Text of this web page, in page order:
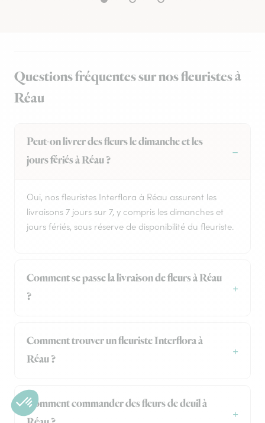
Questions fréquentes sur nos fleuristes à
Réau
Peut-on livrer des fleurs le dimanche et les
jours fériés à Réau ?
Oui, nos fleuristes Interflora à Réau assurent les
livraisons 7 jours sur 7, y compris les dimanches et
jours fériés, sous réserve de disponibilité du fleuriste.
Comment se passe la livraison de fleurs à Réau
?
Comment trouver un fleuriste Interflora à
Réau ?
Comment commander des fleurs de deuil à